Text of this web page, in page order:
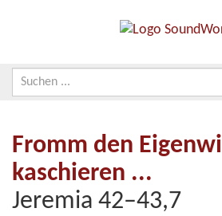
Fromm den
kaschieren ...
Jeremia 42–43,7